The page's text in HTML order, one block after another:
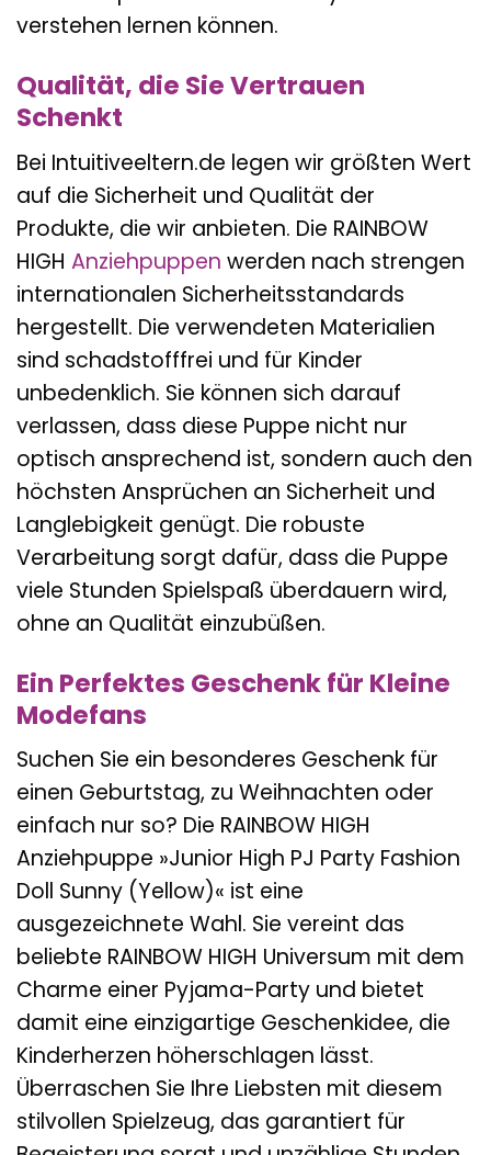
verstehen lernen können.
Qualität, die Sie Vertrauen
Schenkt
Bei Intuitiveeltern.de legen wir größten Wert
auf die Sicherheit und Qualität der
Produkte, die wir anbieten. Die RAINBOW
HIGH Anziehpuppen werden nach strengen
internationalen Sicherheitsstandards
hergestellt. Die verwendeten Materialien
sind schadstofffrei und für Kinder
unbedenklich. Sie können sich darauf
verlassen, dass diese Puppe nicht nur
optisch ansprechend ist, sondern auch den
höchsten Ansprüchen an Sicherheit und
Langlebigkeit genügt. Die robuste
Verarbeitung sorgt dafür, dass die Puppe
viele Stunden Spielspaß überdauern wird,
ohne an Qualität einzubüßen.
Ein Perfektes Geschenk für Kleine
Modefans
Suchen Sie ein besonderes Geschenk für
einen Geburtstag, zu Weihnachten oder
einfach nur so? Die RAINBOW HIGH
Anziehpuppe »Junior High PJ Party Fashion
Doll Sunny (Yellow)« ist eine
ausgezeichnete Wahl. Sie vereint das
beliebte RAINBOW HIGH Universum mit dem
Charme einer Pyjama-Party und bietet
damit eine einzigartige Geschenkidee, die
Kinderherzen höherschlagen lässt.
Überraschen Sie Ihre Liebsten mit diesem
stilvollen Spielzeug, das garantiert für